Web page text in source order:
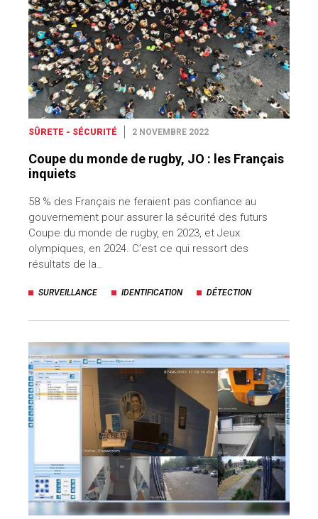
SÛRETE - SÉCURITÉ 2 NOVEMBRE 2022
Coupe du monde de rugby, JO : les Français
inquiets
58 % des Français ne feraient pas confiance au
gouvernement pour assurer la sécurité des futurs
Coupe du monde de rugby, en 2023, et Jeux
olympiques, en 2024. C’est ce qui ressort des
résultats de la…
SURVEILLANCE IDENTIFICATION DÉTECTION